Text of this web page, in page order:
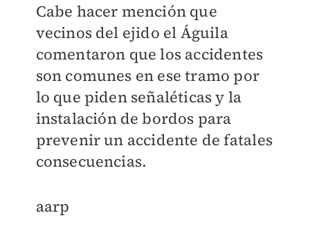
Cabe hacer mención que
vecinos del ejido el Águila
comentaron que los accidentes
son comunes en ese tramo por
lo que piden señaléticas y la
instalación de bordos para
prevenir un accidente de fatales
consecuencias.
aarp